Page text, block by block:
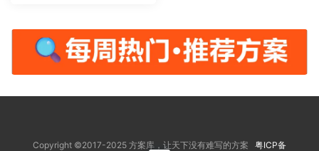
Copyright ©2017-2025 方案库，让天下没有难写的方案 粤ICP备